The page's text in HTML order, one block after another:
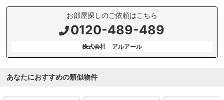
お部屋探しのご依頼はこちら
0120-489-489
株式会社 アルアール
あなたにおすすめの類似物件